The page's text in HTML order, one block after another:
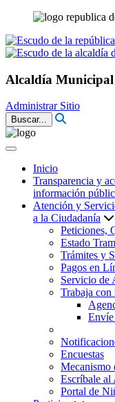
Alcaldía Municipal
Administrar Sitio
Buscar...
Inicio
Transparencia y
información
Atención y
a la Ciudadanía
Peticiones,
Estado
Trámites y
Pagos en
Servicio de
Trabaja con
Encuestas
Mecanismo
Escríbale al
Portal de